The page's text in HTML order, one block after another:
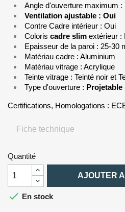
Angle d'ouverture maximum :
Ventilation ajustable : Oui
Contre Cadre intérieur : Oui
Coloris cadre slim extérieur :
Epaisseur de la paroi : 25-30
Matériau cadre : Aluminium
Matériau vitrage : Acrylique
Teinte vitrage : Teinté noir et
Type d'ouverture : Projetable
Certifications, Homologations :
Fiche technique
Quantité
AJOUTER
 En stock